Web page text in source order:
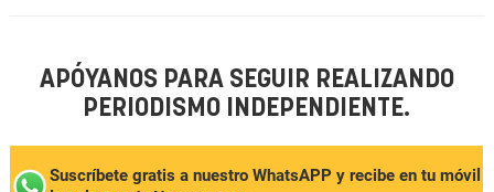
APÓYANOS PARA SEGUIR REALIZANDO
PERIODISMO INDEPENDIENTE.
Suscríbete gratis a nuestro WhatsAPP y recibe en tu móvil